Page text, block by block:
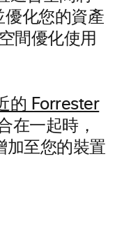
優化您的資產
間優化使用
的 Forrester
在一起時，
加至您的裝置